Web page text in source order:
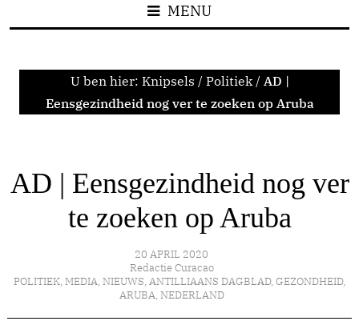
MENU
U ben hier: Knipsels / Politiek / AD |
Eensgezindheid nog ver te zoeken op Aruba
AD | Eensgezindheid nog ver
te zoeken op Aruba
20 APRIL 2020
Redactie Curacao
POLITIEK, MEDIA, NIEUWS, ANTILLIAANS DAGBLAD, GEZONDHEID,
ARUBA, NEDERLAND